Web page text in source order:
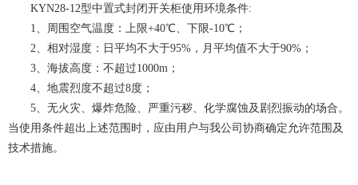
KYN28-12型中置式封闭开关柜使用环境条件:
1、周围空气温度：上限+40℃、下限-10℃；
2、相对湿度：日平均不大于95%，月平均值不大于90%；
3、海拔高度：不超过1000m；
4、地震烈度不超过8度；
5、无火灾、爆炸危险、严重污秽、化学腐蚀及剧烈振动的场合。
当使用条件超出上述范围时，应由用户与我公司协商确定允许范围及
技术措施。